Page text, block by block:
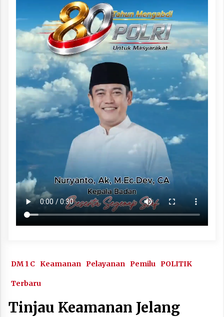
DM 1 C Keamanan Pelayanan Pemilu POLITIK
Terbaru
Tinjau Keamanan Jelang